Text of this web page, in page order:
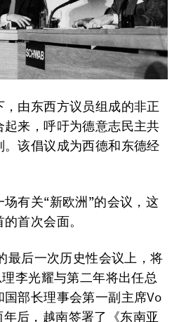
由东西方议员组成的非正
来，呼吁为德意志民主共
该倡议成为西德和东德经
有关“新欧洲”的会议，这
首次会面。
最后一次历史性会议上，将
李光耀与第二年将出任总
部长理事会第一副主席Vo
后，越南签署了《东南亚